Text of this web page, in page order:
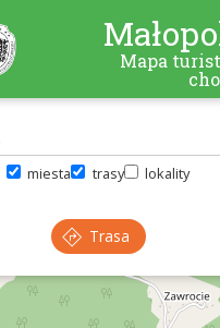
Mapa
miesta trasy lokality
Trasa